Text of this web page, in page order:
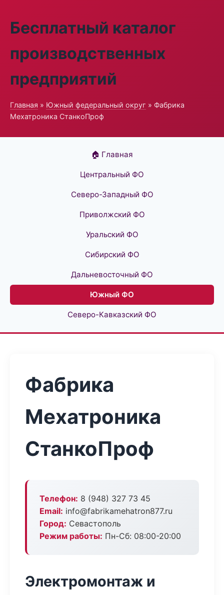
Бесплатный каталог
производственных
предприятий
Главная » Южный федеральный округ » Фабрика
Мехатроника СтанкоПроф
🏠 Главная
Центральный ФО
Северо-Западный ФО
Приволжский ФО
Уральский ФО
Сибирский ФО
Дальневосточный ФО
Южный ФО
Северо-Кавказский ФО
Фабрика
Мехатроника
СтанкоПроф
Телефон: 8 (948) 327 73 45
Email: info@fabrikamehatron877.ru
Город: Севастополь
Режим работы: Пн-Сб: 08:00-20:00
Электромонтаж и